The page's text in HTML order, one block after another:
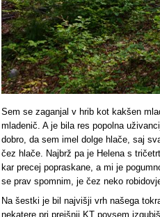
Sem se zaganjal v hrib kot kakšen
mladenič. A je bila res popolna
dobro, da sem imel dolge hlače, saj
čez hlače. Najbrž pa je Helena s
kar precej popraskane, a mi je
se prav spomnim, je čez neko
Na šestki je bil najvišji vrh našega
nekatere pri prejšnji KT povsem